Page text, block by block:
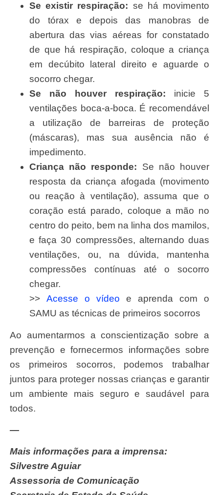
Se existir respiração: se há movimento
do tórax e depois das manobras de
abertura das vias aéreas for constatado
de que há respiração, coloque a criança
em decúbito lateral direito e aguarde o
socorro chegar.
Se não houver respiração: inicie 5
ventilações boca-a-boca. É recomendável
a utilização de barreiras de proteção
(máscaras), mas sua ausência não é
impedimento.
Criança não responde: Se não houver
resposta da criança afogada (movimento
ou reação à ventilação), assuma que o
coração está parado, coloque a mão no
centro do peito, bem na linha dos mamilos,
e faça 30 compressões, alternando duas
ventilações, ou, na dúvida, mantenha
compressões contínuas até o socorro
chegar.
>> Acesse o vídeo
e aprenda com o
SAMU as técnicas de primeiros socorros
Ao aumentarmos a conscientização sobre a
prevenção e fornecermos informações sobre
os primeiros socorros, podemos trabalhar
juntos para proteger nossas crianças e garantir
um ambiente mais seguro e saudável para
todos.
—
Mais informações para a imprensa:
Silvestre Aguiar
Assessoria de Comunicação